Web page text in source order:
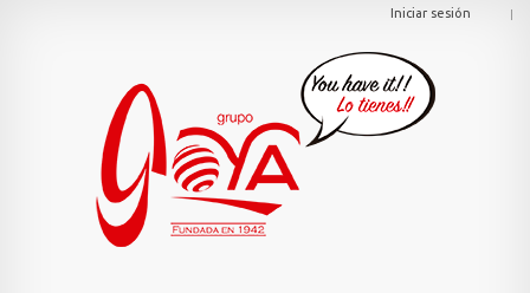
Iniciar sesión